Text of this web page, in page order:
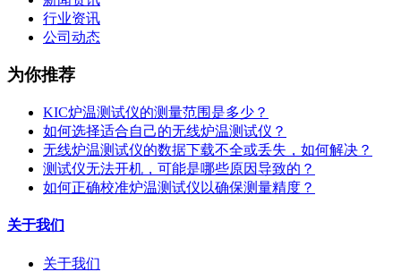
行业资讯
公司动态
为你推荐
KIC炉温测试仪的测量范围是多少？
如何选择适合自己的无线炉温测试仪？
无线炉温测试仪的数据下载不全或丢失，如何解决？
测试仪无法开机，可能是哪些原因导致的？
如何正确校准炉温测试仪以确保测量精度？
关于我们
关于我们